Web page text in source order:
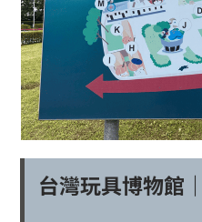
台灣玩具博物館